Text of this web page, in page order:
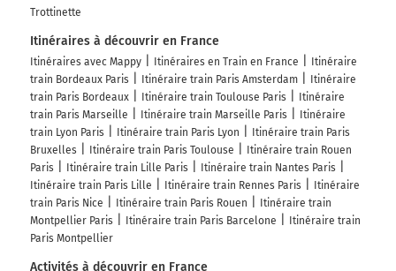
Trottinette
Itinéraires à découvrir en France
Itinéraires avec Mappy Itinéraires en Train en France
Itinéraire
train Bordeaux Paris
Itinéraire train Paris Amsterdam
Itinéraire
train Paris Bordeaux
Itinéraire train Toulouse Paris
Itinéraire
train Paris Marseille
Itinéraire train Marseille Paris
Itinéraire
train Lyon Paris
Itinéraire train Paris Lyon
Itinéraire train Paris
Bruxelles
Itinéraire train Paris Toulouse
Itinéraire train Rouen
Paris
Itinéraire train Lille Paris
Itinéraire train Nantes Paris
Itinéraire train Paris Lille
Itinéraire train Rennes Paris
Itinéraire
train Paris Nice
Itinéraire train Paris Rouen
Itinéraire train
Montpellier Paris
Itinéraire train Paris Barcelone
Itinéraire train
Paris Montpellier
Activités à découvrir en France